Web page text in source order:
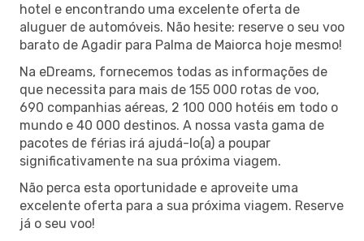
hotel e encontrando uma excelente oferta de
aluguer de automóveis. Não hesite: reserve o seu voo
barato de Agadir para Palma de Maiorca hoje mesmo!
Na eDreams, fornecemos todas as informações de
que necessita para mais de 155 000 rotas de voo,
690 companhias aéreas, 2 100 000 hotéis em todo o
mundo e 40 000 destinos. A nossa vasta gama de
pacotes de férias irá ajudá-lo(a) a poupar
significativamente na sua próxima viagem.
Não perca esta oportunidade e aproveite uma
excelente oferta para a sua próxima viagem. Reserve
já o seu voo!